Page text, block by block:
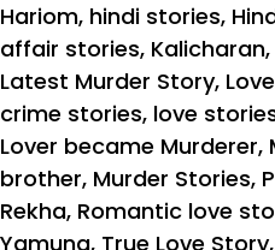
Hariom, hindi stories,
affair stories, Kalicharan,
Latest Murder Story,
crime stories, love
Lover became Murderer,
brother, Murder Stories,
Rekha, Romantic love
Yamuna, True Love Story,